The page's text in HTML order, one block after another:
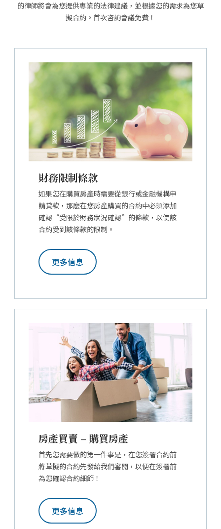
的律師將會為您提供專業的法律建議，並根據您的需求為您草
擬合約。首次咨詢會議免費！
財務限制條款
如果您在購買房產時需要從銀行或金融機構申
請貸款，那麽在您房產購買的合約中必須添加
確認“受限於財務狀況確認”的條款，以使該
合約受到該條款的限制。
更多信息
房產買賣 – 購買房產
首先您需要做的第一件事是，在您簽署合約前
將草擬的合約先發給我們審閱，以便在簽署前
為您確認合約細節！
更多信息